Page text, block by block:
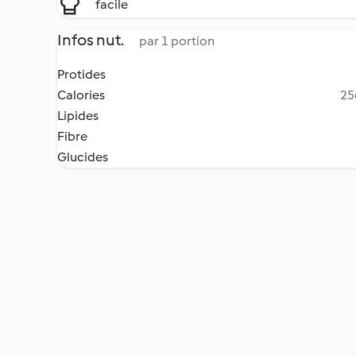
facile
Infos nut. par 1 portion
Protides
Calories
Lipides
Fibre
Glucides